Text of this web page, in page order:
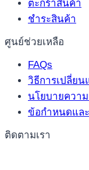
ตะกร้าสินค้า
ชำระสินค้า
ศูนย์ช่วยเหลือ
FAQs
วิธีการเปลี่ย
นโยบายควา
ข้อกำหนดและ
ติดตามเรา